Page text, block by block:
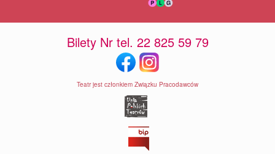
Bilety Nr tel. 22 825 59 79
Teatr jest członkiem Związku Pracodawców